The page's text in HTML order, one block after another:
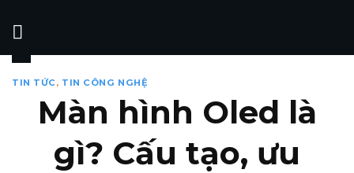
TIN TỨC, TIN CÔNG NGHỆ
Màn hình Oled là
gì? Cấu tạo, ưu